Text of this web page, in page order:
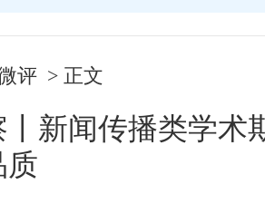
评 > 正文
新闻传播类学术
质